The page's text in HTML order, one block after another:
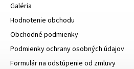
Galéria
Hodnotenie obchodu
Obchodné podmienky
Podmienky ochrany osobných údajov
Formulár na odstúpenie od zmluvy